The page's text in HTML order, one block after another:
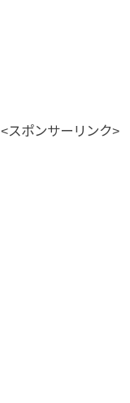
<スポンサーリンク>